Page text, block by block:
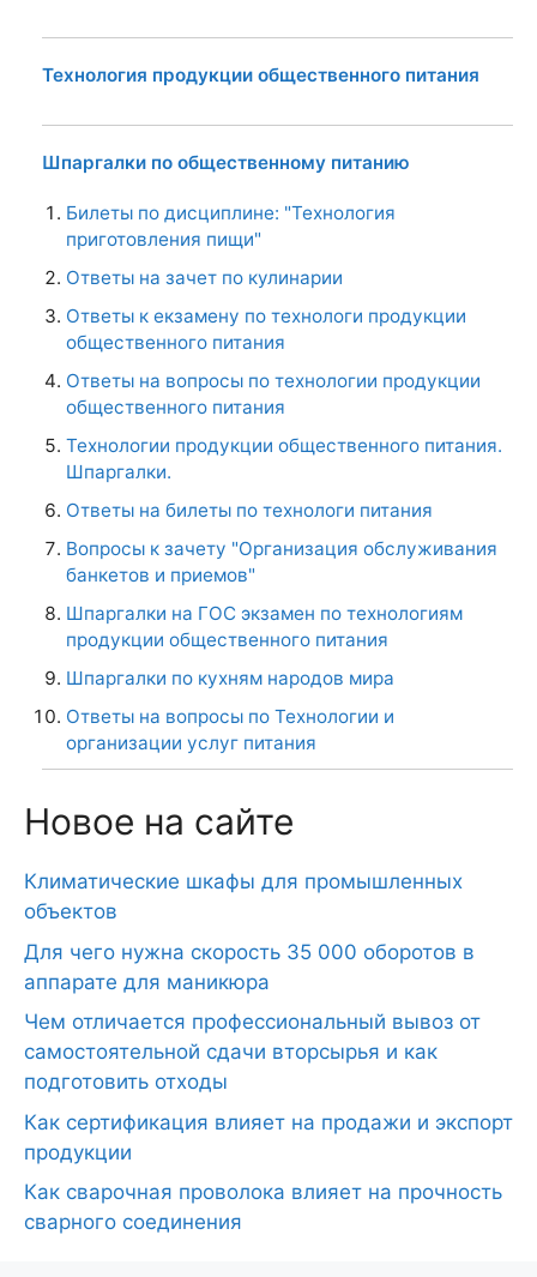
Технология продукции общественного питания
Шпаргалки по общественному питанию
Билеты по дисциплине: "Технология
приготовления пищи"
Ответы на зачет по кулинарии
Ответы к екзамену по технологи продукции
общественного питания
Ответы на вопросы по технологии продукции
общественного питания
Технологии продукции общественного питания.
Шпаргалки.
Ответы на билеты по технологи питания
Вопросы к зачету "Организация обслуживания
банкетов и приемов"
Шпаргалки на ГОС экзамен по технологиям
продукции общественного питания
Шпаргалки по кухням народов мира
Ответы на вопросы по Технологии и
организации услуг питания
Новое на сайте
Климатические шкафы для промышленных
объектов
Для чего нужна скорость 35 000 оборотов в
аппарате для маникюра
Чем отличается профессиональный вывоз от
самостоятельной сдачи вторсырья и как
подготовить отходы
Как сертификация влияет на продажи и экспорт
продукции
Как сварочная проволока влияет на прочность
сварного соединения